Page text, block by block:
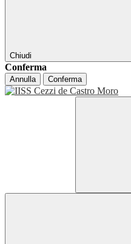
Chiudi
Conferma
Annulla Conferma